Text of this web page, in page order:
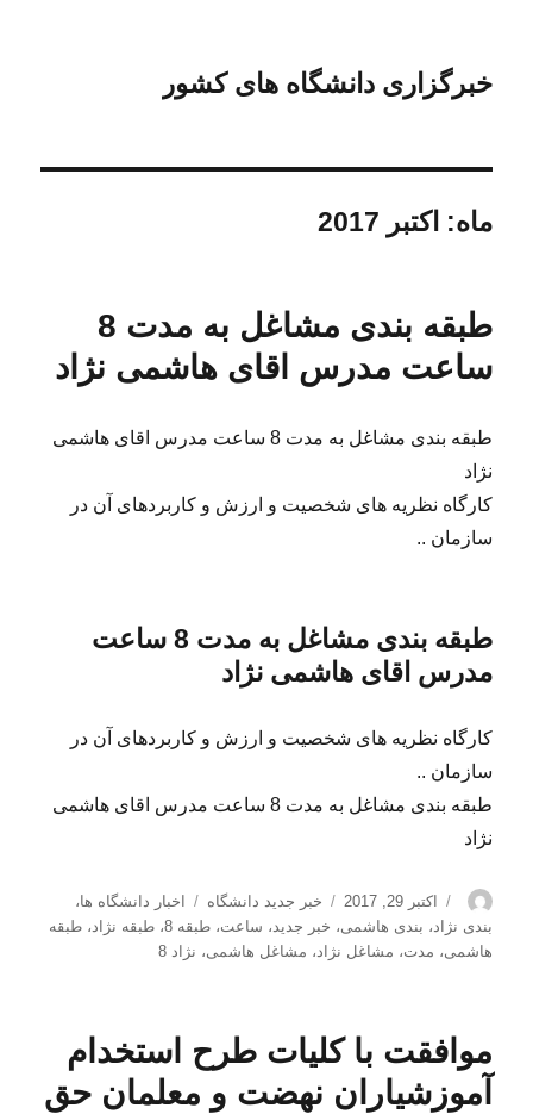
خبرگزاری دانشگاه های کشور
ماه: اکتبر 2017
طبقه بندی مشاغل به مدت 8
ساعت مدرس اقای هاشمی نژاد
طبقه بندی مشاغل به مدت 8 ساعت مدرس اقای هاشمی
نژاد
کارگاه نظریه های شخصیت و ارزش و کاربردهای آن در
سازمان ..
طبقه بندی مشاغل به مدت 8 ساعت
مدرس اقای هاشمی نژاد
کارگاه نظریه های شخصیت و ارزش و کاربردهای آن در
سازمان ..
طبقه بندی مشاغل به مدت 8 ساعت مدرس اقای هاشمی
نژاد
نویسنده
ارسال
شده
در
اکتبر 29, 2017 دسته‌ها
خبر جدید دانشگاه برچسب‌ها
اخبار دانشگاه ها،
بندی نژاد، بندی هاشمی، خبر جدید، ساعت،طبقه 8 ،طبقه نژاد،طبقه
هاشمی، مدت، مشاغل نژاد، مشاغل هاشمی، نژاد 8
موافقت با کلیات طرح استخدام
آموزشیاران نهضت و معلمان حق